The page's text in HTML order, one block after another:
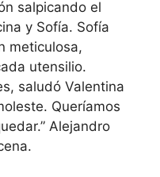
salpicando el
y Sofía. Sofía
meticulosa,
utensilio.
saludó Valentina
Queríamos
Alejandro